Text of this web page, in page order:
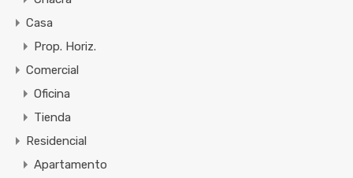
Casa
Prop. Horiz.
Comercial
Oficina
Tienda
Residencial
Apartamento